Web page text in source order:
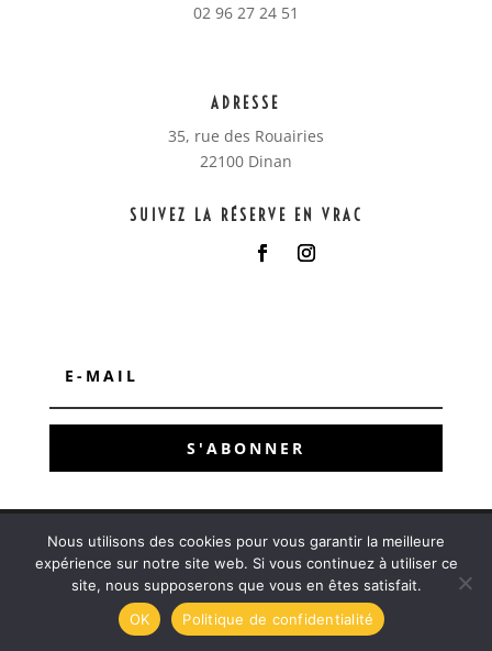
02 96 27 24 51
ADRESSE
35, rue des Rouairies
22100 Dinan
SUIVEZ LA RÉSERVE EN VRAC
S'ABONNER
@copyright 2023 La réserve en vrac – DesignMy
Press Web– Mentions légales & Politique de
confidentialité
Nous utilisons des cookies pour vous garantir la meilleure
expérience sur notre site web. Si vous continuez à utiliser ce
site, nous supposerons que vous en êtes satisfait.
OK
Politique de confidentialité